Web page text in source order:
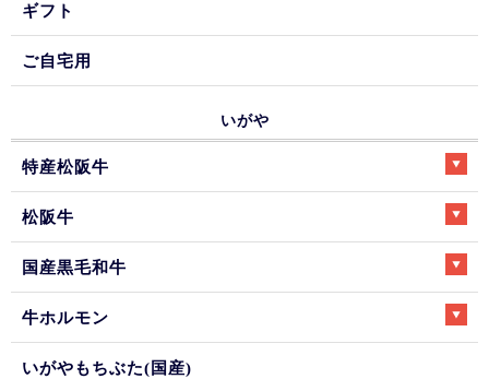
ギフト
ご自宅用
いがや
特産松阪牛
松阪牛
国産黒毛和牛
牛ホルモン
いがやもちぶた(国産)